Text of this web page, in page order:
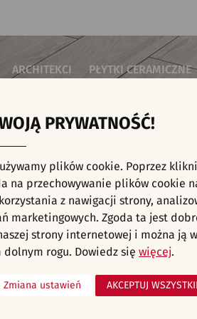
ARCHITEKCI PŁYTKI CERAMICZNE
do sypialni
kuchenne
łazienkowe
na schody
na taras
komercyjne
Płytki ścienne
KAFELKI - PŁYTKI
PRYWATNOŚĆ!
plików cookie. Poprzez
na przechowywanie plików cookie
z nawigacji strony,
marketingowych. Zgoda ta jest
strony internetowej i można ją
dolnym rogu. Dowiedz się więcej.
Zmiana ustawień AKCEPTUJ